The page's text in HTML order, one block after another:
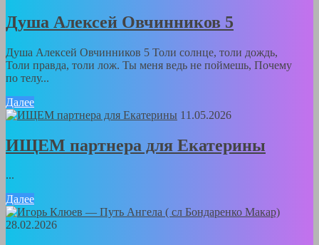
Душа Алексей Овчинников 5
Душа Алексей Овчинников 5 Толи солнце, толи дождь,
Толи правда, толи лож. Ты меня ведь не поймешь, Почему
по телу...
Далее
11.05.2026
ИЩЕМ партнера для Екатерины
...
Далее
28.02.2026